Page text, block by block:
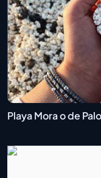
Playa Mora o de